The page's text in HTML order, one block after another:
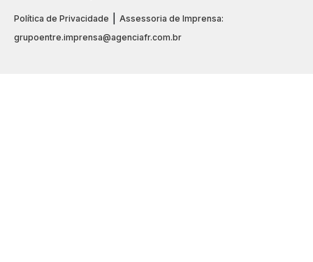
Política de Privacidade
Assessoria de Imprensa:
grupoentre.imprensa@agenciafr.com.br